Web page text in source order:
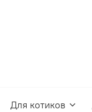
Для котиков